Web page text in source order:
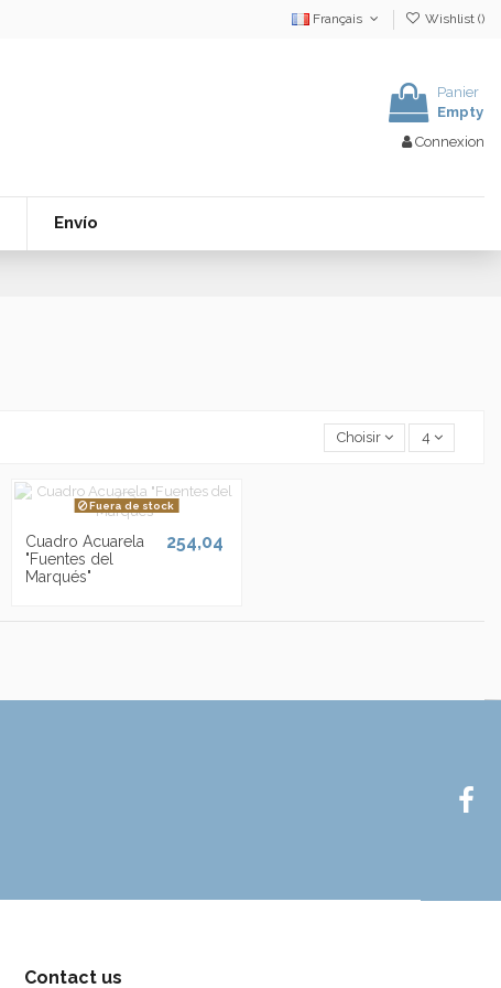
Français Wishlist ()
Panier
Empty
Connexion
Envío
Choisir 4
Fuera de stock
Cuadro Acuarela
"Fuentes del
Marqués"
254,04
Contact us